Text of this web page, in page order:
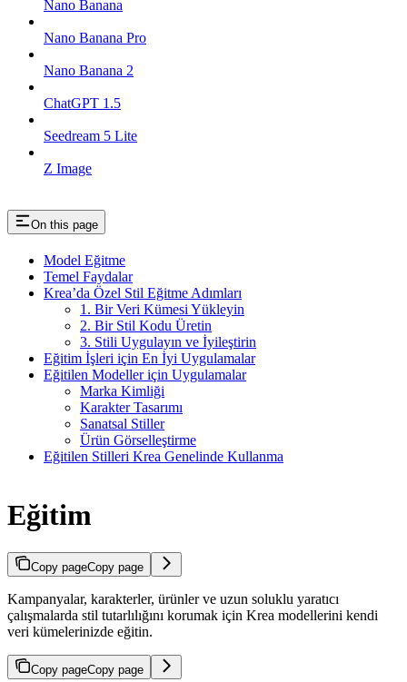
Nano Banana
Nano Banana Pro
Nano Banana 2
ChatGPT 1.5
Seedream 5 Lite
Z Image
On this page
Model Eğitme
Temel Faydalar
Krea’da Özel Stil Eğitme Adımları
1. Bir Veri Kümesi Yükleyin
2. Bir Stil Kodu Üretin
3. Stili Uygulayın ve İyileştirin
Eğitim İşleri için En İyi Uygulamalar
Eğitilen Modeller için Uygulamalar
Marka Kimliği
Karakter Tasarımı
Sanatsal Stiller
Ürün Görselleştirme
Eğitilen Stilleri Krea Genelinde Kullanma
Eğitim
Copy pageCopy page
Kampanyalar, karakterler, ürünler ve uzun soluklu yaratıcı
çalışmalarda stil tutarlılığını korumak için Krea modellerini kendi
veri kümelerinizde eğitin.
Copy pageCopy page